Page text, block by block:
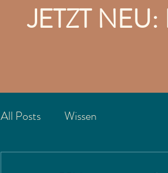
JETZT NEU:
All Posts Wissen